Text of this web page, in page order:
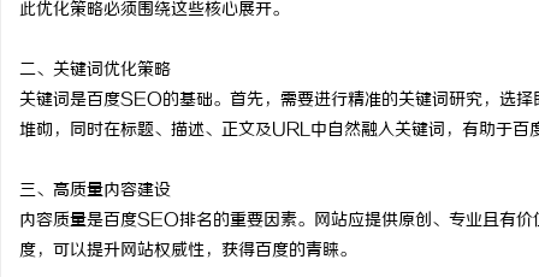
此优化策略必须围绕这些核心展开。
二、关键词优化策略
关键词是百度SEO的基础。首先，需要进行精准的关键词研究，选
堆砌，同时在标题、描述、正文及URL中自然融入关键词，有助于百
三、高质量内容建设
内容质量是百度SEO排名的重要因素。网站应提供原创、专业且有
度，可以提升网站权威性，获得百度的青睐。